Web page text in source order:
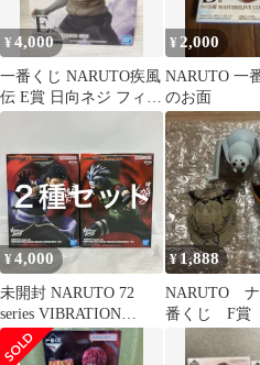
¥4,000
一番くじ NARUTO疾風
伝 E賞 日向ネジ フィギ
ュア
¥ 2,000
NARUTO 一
のお面
¥4,000
未開封 NARUTO 72
series VIBRATION
STARS フィギュア カ
カシ オビト 2種セット
¥1,888
NARUTO
番くじ F賞
ップフィギ
セミコンプ